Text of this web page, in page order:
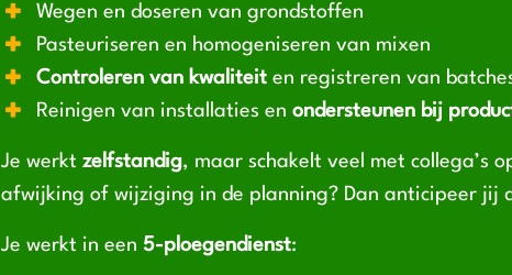
Wegen en doseren van grondstoffen
Pasteuriseren en homogeniseren van mixen
Controleren van kwaliteit en registreren van
Reinigen van installaties en ondersteunen bij
Je werkt zelfstandig, maar schakelt veel met collega’s
afwijking of wijziging in de planning? Dan anticipeer jij
Je werkt in een 5-ploegendienst: